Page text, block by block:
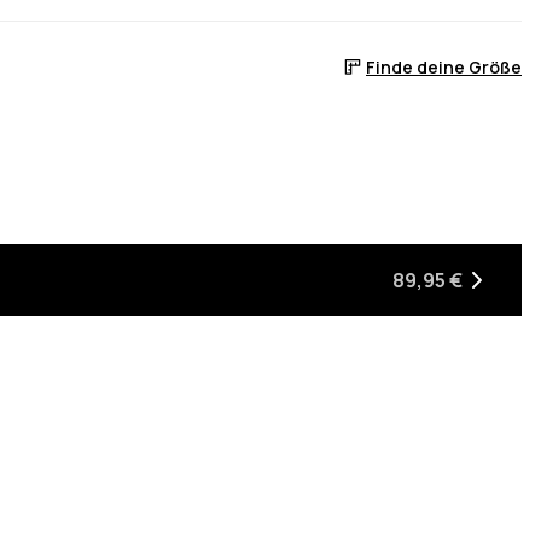
Finde deine Größe
auf Lager ist
sie wieder auf Lager ist
89,95 €